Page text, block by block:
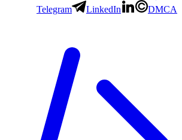
Telegram
LinkedIn DMCA